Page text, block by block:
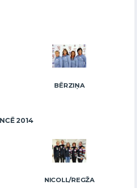
BĒRZIŅA
2014
NICOLL/REGŽA